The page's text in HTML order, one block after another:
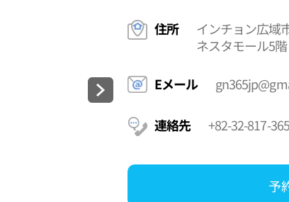
住所
インチョン広域
ネスタモール5階
Eメール
連絡先 +82-32-817-
予